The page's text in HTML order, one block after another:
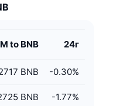
to BNB 24г
BNB -0.30%
BNB -1.77%